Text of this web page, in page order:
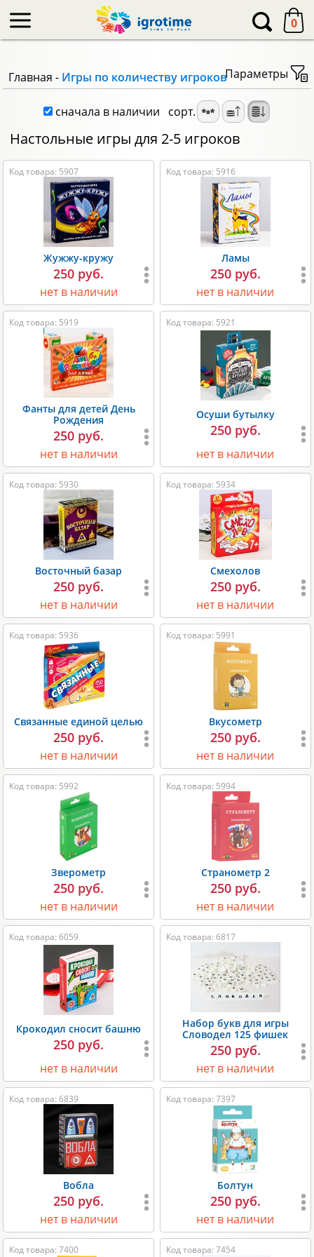
0
Главная - Игры по количеству игроковПараметры
сначала в наличии сорт.
Настольные игры для 2-5 игроков
Код товара: 5907
Жужжу-кружу
250 руб.
нет в наличии
Код товара: 5916
Ламы
250 руб.
нет в наличии
Код товара: 5919
Фанты для детей День
Рождения
250 руб.
нет в наличии
Код товара: 5921
Осуши бутылку
250 руб.
нет в наличии
Код товара: 5930
Восточный базар
250 руб.
нет в наличии
Код товара: 5934
Смехолов
250 руб.
нет в наличии
Код товара: 5936
Связанные единой целью
250 руб.
нет в наличии
Код товара: 5991
Вкусометр
250 руб.
нет в наличии
Код товара: 5992
Зверометр
250 руб.
нет в наличии
Код товара: 5994
Странометр 2
250 руб.
нет в наличии
Код товара: 6059
Крокодил сносит башню
250 руб.
нет в наличии
Код товара: 6817
Набор букв для игры
Словодел 125 фишек
250 руб.
нет в наличии
Код товара: 6839
Вобла
250 руб.
нет в наличии
Код товара: 7397
Болтун
250 руб.
нет в наличии
Код товара: 7400 Код товара: 7454